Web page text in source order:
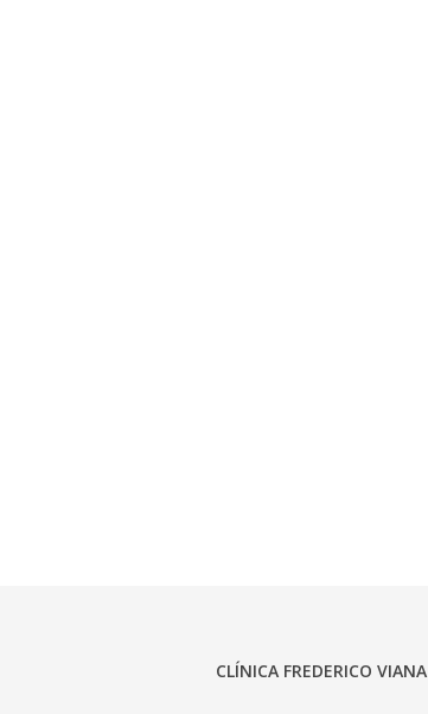
CLÍNICA FREDERICO VIANA